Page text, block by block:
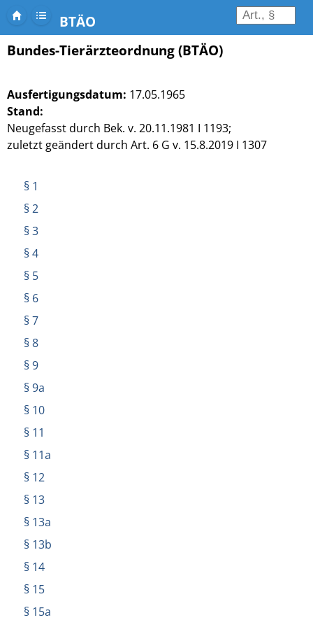
BTÄO
Bundes-Tierärzteordnung (BTÄO)
Ausfertigungsdatum: 17.05.1965
Stand:
Neugefasst durch Bek. v. 20.11.1981 I 1193;
zuletzt geändert durch Art. 6 G v. 15.8.2019 I 1307
§ 1
§ 2
§ 3
§ 4
§ 5
§ 6
§ 7
§ 8
§ 9
§ 9a
§ 10
§ 11
§ 11a
§ 12
§ 13
§ 13a
§ 13b
§ 14
§ 15
§ 15a